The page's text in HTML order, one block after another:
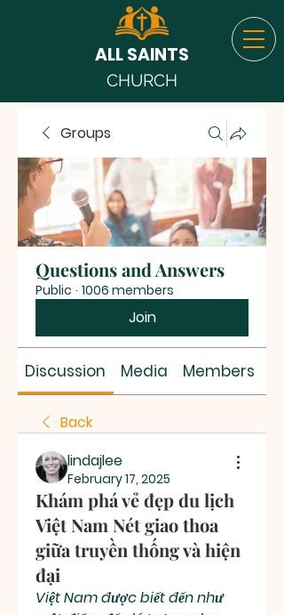
ALL SAINTS
CHURCH
Groups
Questions and Answers
Public · 1006 members
Join
Discussion Media Members
Back
lindajlee
February 17, 2025
Khám phá vẻ đẹp du lịch
Việt Nam Nét giao thoa
giữa truyền thống và hiện
đại
Việt Nam được biết đến như